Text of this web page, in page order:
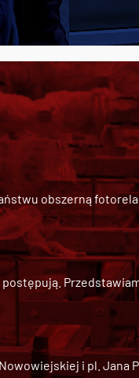
obszerną
postępują.
i pl. Jana